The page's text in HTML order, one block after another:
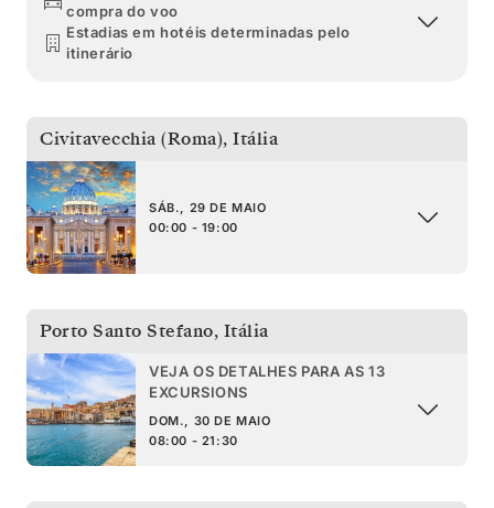
compra do voo
Estadias em hotéis determinadas pelo
itinerário
Civitavecchia (Roma), Itália
SÁB., 29 DE MAIO
00:00 - 19:00
Porto Santo Stefano, Itália
VEJA OS DETALHES PARA AS 13
EXCURSIONS
DOM., 30 DE MAIO
08:00 - 21:30